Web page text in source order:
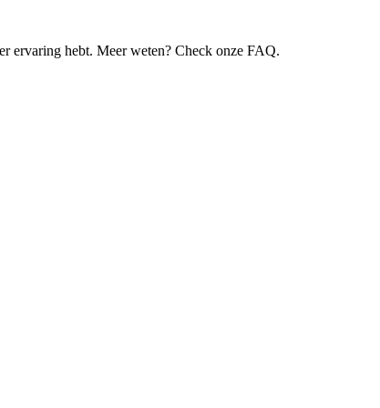
ervaring hebt. Meer weten? Check onze FAQ.